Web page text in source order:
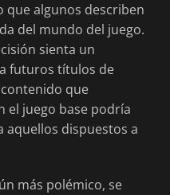
que algunos describen
del mundo del juego.
sienta un
futuros títulos de
que
el juego base podría
aquellos dispuestos a
más polémico, se